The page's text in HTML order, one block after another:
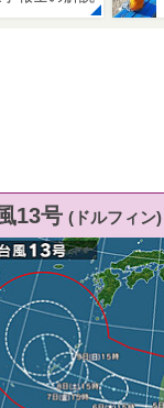
13号 (ドルフィン)